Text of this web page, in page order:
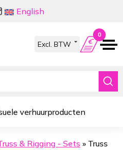
English
0
verhuurproducten
& Rigging - Sets » Truss